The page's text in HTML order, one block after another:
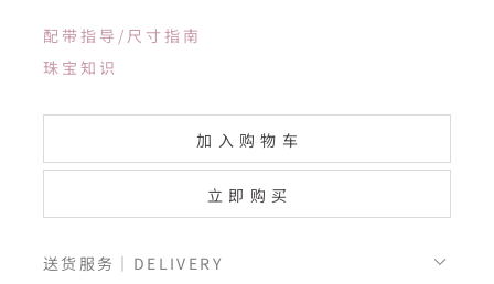
配带指导/尺寸指南
珠宝知识
加入购物车
立即购买
送货服务｜DELIVERY